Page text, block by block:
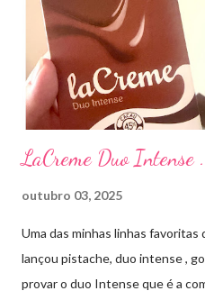
com os ácidos. Forma
TÓPICO SOLUÇÃO é
frascos de 120 ml. USO
Cada ml contém: Eritromicina
LaCreme Duo Intense .
outubro 03, 2025
Uma das minhas linhas favoritas
lançou pistache, duo intense ,
provar o duo Intense que é a